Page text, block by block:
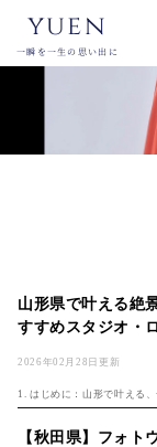
yuen
一瞬を一生の思い出に
2026年02月28日更新
山形県で叶える絶
すすめスタジオ・
1. はじめに：山形で叶える
祝うフォトウェディング。
が高まっています。果樹王
【秋田県】フォト